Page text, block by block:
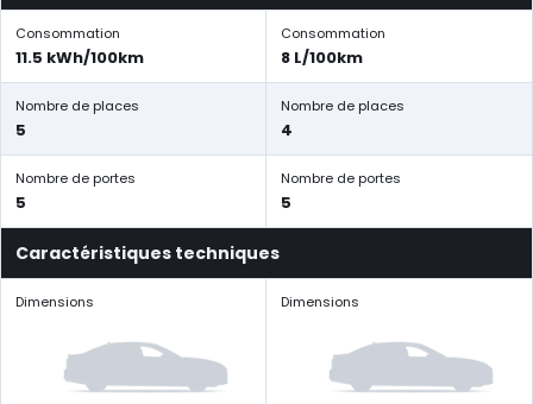
Consommation
11.5 kWh/100km
Consommation
8 L/100km
Nombre de places
5
Nombre de places
4
Nombre de portes
5
Nombre de portes
5
Caractéristiques techniques
Dimensions Dimensions